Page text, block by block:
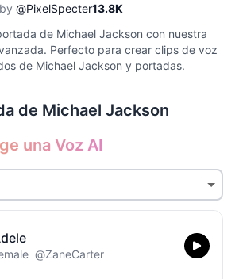
by @PixelSpecter13.8K
de Michael Jackson con nuestra
Perfecto para crear clips de voz
de Michael Jackson y portadas.
de Michael Jackson
una Voz AI
@ZaneCarter